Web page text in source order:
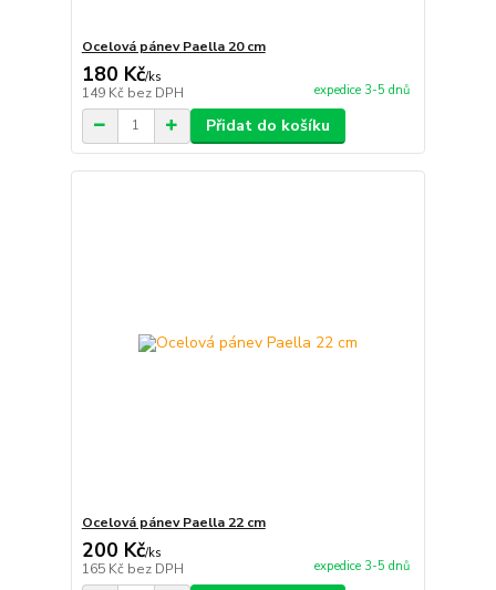
Ocelová pánev Paella 20 cm
180 Kč/ks
149 Kč bez DPH expedice 3-5 dnů
Přidat do košíku
Ocelová pánev Paella 22 cm
200 Kč/ks
165 Kč bez DPH expedice 3-5 dnů